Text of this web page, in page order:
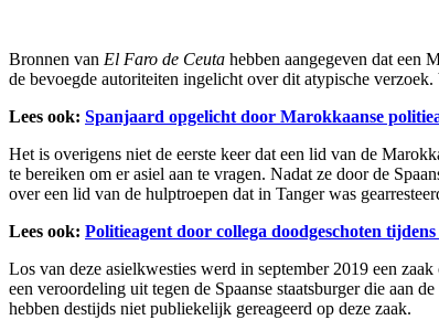
Bronnen van El Faro de Ceuta hebben aangegeven dat een
de bevoegde autoriteiten ingelicht over dit atypische
Lees ook: Spanjaard opgelicht door Marokkaanse
Het is overigens niet de eerste keer dat een lid van de
te bereiken om er asiel aan te vragen. Nadat ze door de
over een lid van de hulptroepen dat in Tanger was
Lees ook: Politieagent door collega doodgeschoten
Los van deze asielkwesties werd in september 2019 een
een veroordeling uit tegen de Spaanse staatsburger die aan
hebben destijds niet publiekelijk gereageerd op deze zaak.